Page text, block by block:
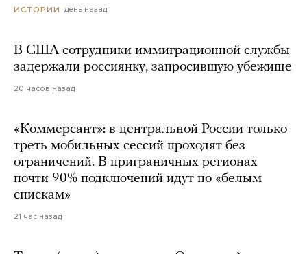
ИСТОРИИ день назад
В США сотрудники иммиграционной службы
задержали россиянку, запросившую убежище
20 часов назад
«Коммерсант»: в центральной России только
треть мобильных сессий проходят без
ограничений. В приграничных регионах
почти 90% подключений идут по «белым
спискам»
21 час назад